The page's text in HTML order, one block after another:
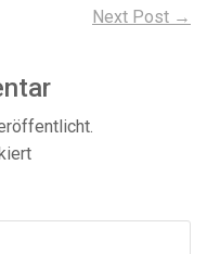
Next Post →